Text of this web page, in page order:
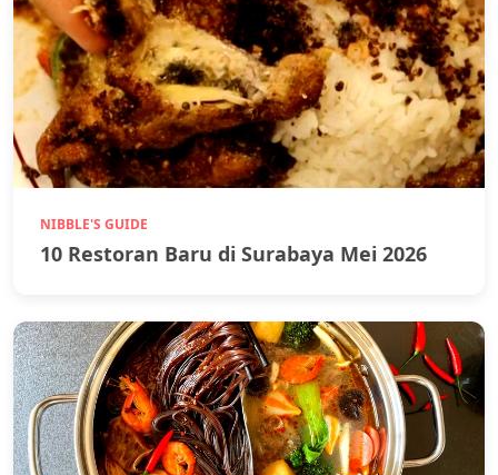
NIBBLE'S GUIDE
10 Restoran Baru di Surabaya Mei 2026